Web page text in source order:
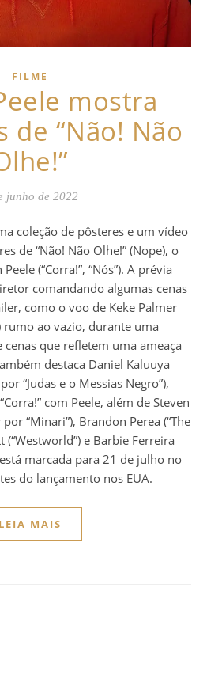
FILME
mostra
de “Não! Não
junho de 2022
de “Não! Não Olhe!” (Nope), o
(“Corra!”, “Nós”). A prévia
comandando algumas cenas
como o voo de Keke Palmer
rumo ao vazio, durante uma
cenas que refletem uma ameaça
destaca Daniel Kaluuya
“Judas e o Messias Negro”),
com Peele, além de Steven
“Minari”), Brandon Perea (“The
(“Westworld”) e Barbie Ferreira
marcada para 21 de julho no
do lançamento nos EUA.
LEIA MAIS